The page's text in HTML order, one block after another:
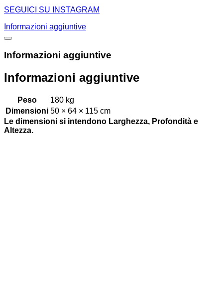
SEGUICI SU INSTAGRAM
Informazioni aggiuntive
Informazioni aggiuntive
Informazioni aggiuntive
Peso
180 kg
Dimensioni 50 × 64 × 115 cm
Le dimensioni si intendono Larghezza, Profondità e
Altezza.